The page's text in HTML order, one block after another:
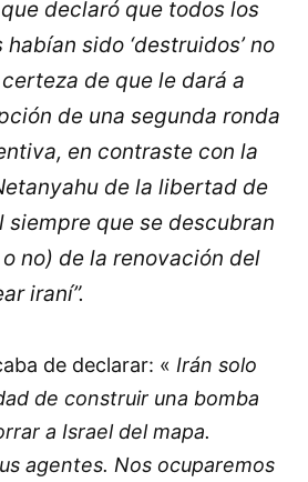
declaró que todos los
sido ‘destruidos’ no
de que le dará a
de una segunda ronda
en contraste con la
de la libertad de
siempre que se descubran
no) de la renovación del
iraní”.
de declarar: « Irán solo
de construir una bomba
a Israel del mapa.
agentes. Nos ocuparemos